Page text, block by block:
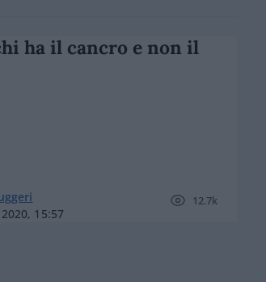
ha il cancro e non il
15:57
12.7k